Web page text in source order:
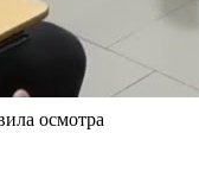
осмотра